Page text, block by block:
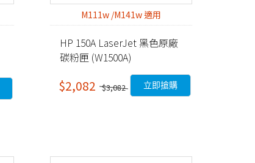
M111w /M141w 適用
HP 150A LaserJet 黑色原廠
碳粉匣 (W1500A)
$2,082 $3,082 立即搶購